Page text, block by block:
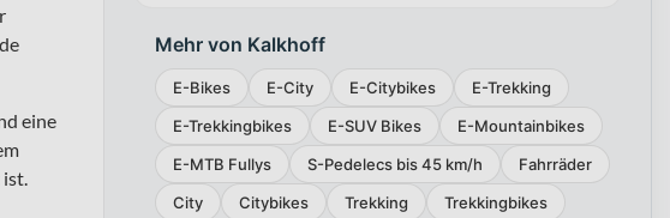
eine
ist.
Mehr von Kalkhoff
E-Bikes E-City E-Citybikes
E-Trekking
E-Trekkingbikes
E-SUV Bikes
E-Mountainbikes
E-MTB Fullys
S-Pedelecs bis 45 km/h
Fahrräder
City
Citybikes Trekking Trekkingbikes